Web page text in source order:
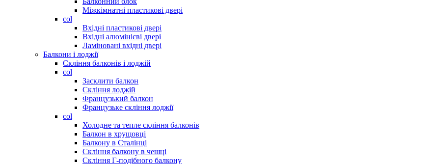
Міжкімнатні пластикові двері
col
Вхідні пластикові двері
Вхідні алюмінієві двері
Ламіновані вхідні двері
Балкони і лоджії
Скління балконів і лоджій
col
Засклити балкон
Скління лоджій
Французький балкон
Французьке скління лоджії
col
Холодне та тепле скління балконів
Балкон в хрущовці
Балкону в Сталінці
Скління балкону в чешці
Скління Г-подібного балкону